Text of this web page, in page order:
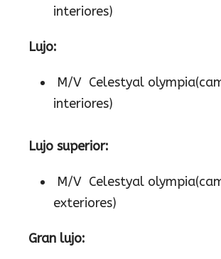
interiores)
Lujo:
M/V Celestyal
interiores)
Lujo superior:
M/V Celestyal
exteriores)
Gran lujo: